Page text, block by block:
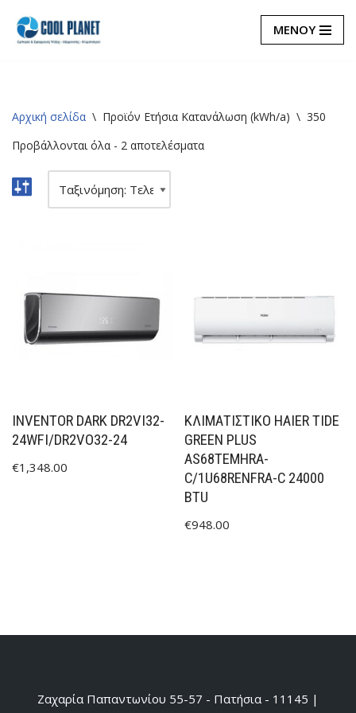
Μεταπηδήστε
ΜΕΝΟΥ
Αρχική σελίδα \ Προϊόν Eτήσια Κατανάλωση (kWh/a) \ 350
Προβάλλονται όλα - 2 αποτελέσματα
INVENTOR DARK DR2VI32-
24WFI/DR2VO32-24
€1,348.00
ΚΛΙΜΑΤΙΣΤΙΚΟ HAIER TIDE
GREEN PLUS
AS68TEMHRA-
C/1U68RENFRA-C 24000
BTU
€948.00
Ζαχαρία Παπαντωνίου 55-57 - Πατήσια - 11145 |